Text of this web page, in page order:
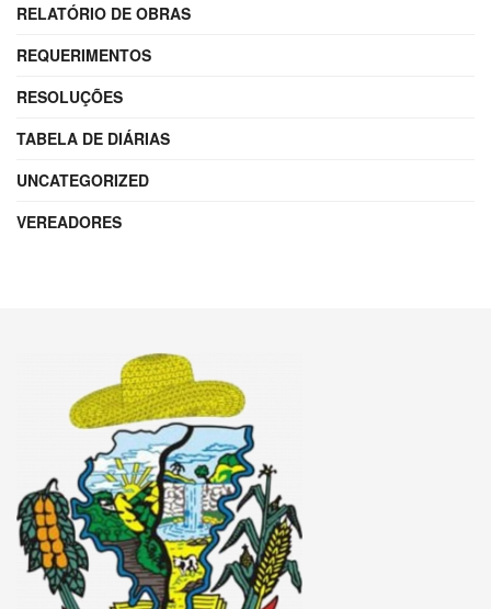
RELATÓRIO DE OBRAS
REQUERIMENTOS
RESOLUÇÕES
TABELA DE DIÁRIAS
UNCATEGORIZED
VEREADORES